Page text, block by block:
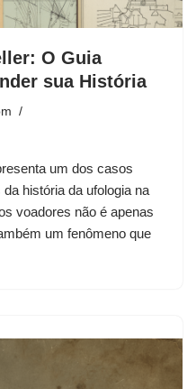
O Guia
sua História
um dos casos
história da ufologia na
voadores não é apenas
um fenômeno que